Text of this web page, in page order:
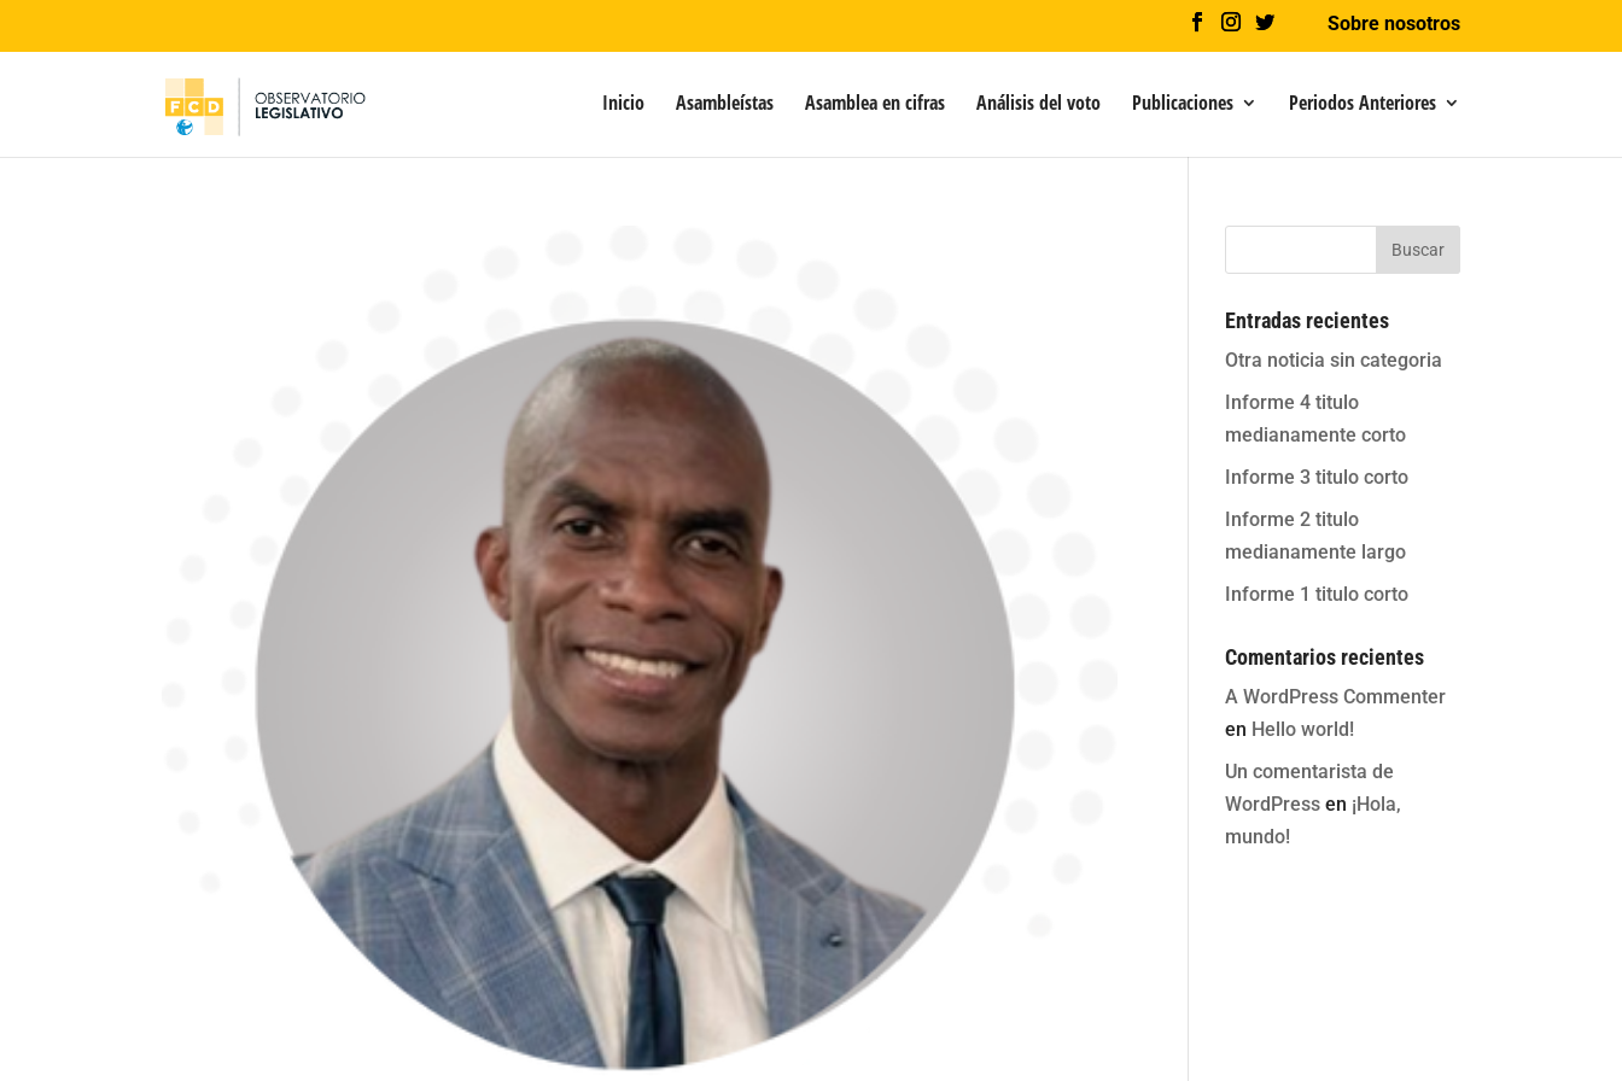
Sobre nosotros
Inicio Asambleístas Asamblea en cifras Análisis del voto Publicaciones Periodos Anteriores
Buscar
Entradas recientes
Otra noticia sin categoria
Informe 4 titulo
medianamente corto
Informe 3 titulo corto
Informe 2 titulo
medianamente largo
Informe 1 titulo corto
Comentarios recientes
A WordPress Commenter
en Hello world!
Un comentarista de
WordPress en ¡Hola,
mundo!